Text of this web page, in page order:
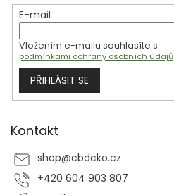
E-mail
Vložením e-mailu souhlasíte s
podmínkami ochrany osobních údajů
PŘIHLÁSIT SE
Kontakt
shop@cbdcko.cz
+420 604 903 807